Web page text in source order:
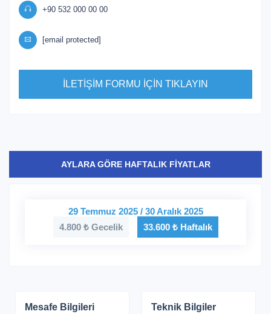
AYLARA GÖRE HAFTALIK FİYATLAR
29 Temmuz 2025 / 30 Aralık 2025
4.800 ₺ Gecelik
33.600 ₺ Haftalık
Mesafe Bilgileri Teknik Bilgiler
+90 532 000 00 00
[email protected]
İLETİŞİM FORMU İÇİN TIKLAYIN